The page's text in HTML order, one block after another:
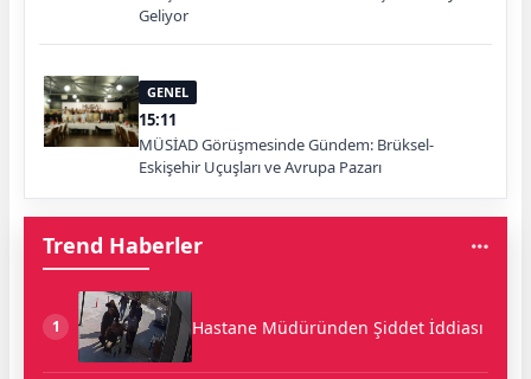
Geliyor
GENEL
15:11
MÜSİAD Görüşmesinde Gündem: Brüksel-
Eskişehir Uçuşları ve Avrupa Pazarı
Trend Haberler
1 Hastane Müdüründen Şiddet İddiası